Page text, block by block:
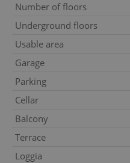
Number of floors
Underground floors
Usable area
Garage
Parking
Cellar
Balcony
Terrace
Loggia